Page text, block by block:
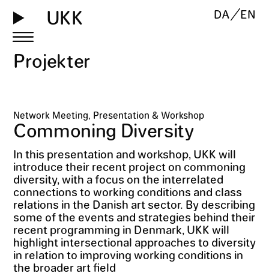
UKK DA EN
Projekter
Network Meeting, Presentation & Workshop
Commoning Diversity
In this presentation and workshop, UKK will
introduce their recent project on commoning
diversity, with a focus on the interrelated
connections to working conditions and class
relations in the Danish art sector. By describing
some of the events and strategies behind their
recent programming in Denmark, UKK will
highlight intersectional approaches to diversity
in relation to improving working conditions in
the broader art field